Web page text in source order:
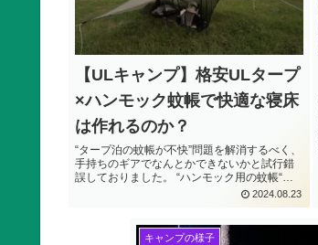
【ULキャンプ】格安ULタープ
×ハンモック蚊帳で快適な寝床
は作れるのか？
“タープ泊の蚊帳が不快”問題を解消するべく、
手持ちのギアでなんとかできないかと試行錯
誤しておりました。 “ハンモック用の蚊帳“で
いけるんじゃないか？と思い立ち、急遽キャ
ンプへ行きました。 この日も日中は35℃超え
キャンプをしてきました。
2024.08.23
キャンプの様子